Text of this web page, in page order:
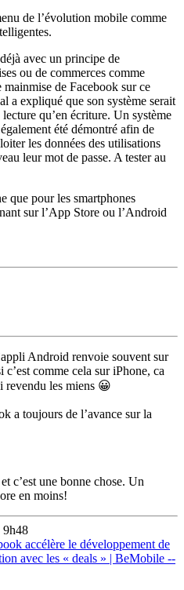
de l’évolution mobile comme
avec un principe de
ou de commerces comme
de Facebook sur ce
a expliqué que son système serait
qu’en écriture. Un système
été démontré afin de
les données des utilisations
leur mot de passe. A tester au
que pour les smartphones
sur l’App Store ou l’Android
Android renvoie souvent sur
c’est comme cela sur iPhone, ca
revendu les miens 😀
a toujours de l’avance sur la
c’est une bonne chose. Un
en moins!
9h48
accélère le développement de
avec les « deals » | BeMobile --